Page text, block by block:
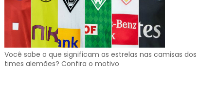
Você sabe o que significam as estrelas nas camisas dos
times alemães? Confira o motivo